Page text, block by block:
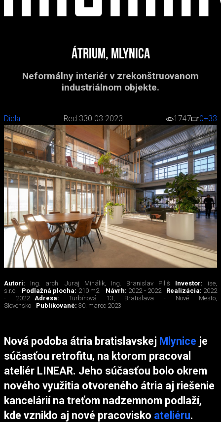
Átrium, Mlynica
Neformálny interiér v zrekonštruovanom
industriálnom objekte.
Diela Red 330.03.2023 1747 0+33
Autori: Ing. arch. Juraj Mihálik, Ing. Branislav Piliš Investor: ise,
s.r.o.
Podlažná plocha: 210 m2 Návrh: 2022 - 2022 Realizácia: 2022
- 2022
Adresa: Turbínová 13, Bratislava - Nové Mesto,
Slovensko
Publikované: 30. marec 2023
Nová podoba átria bratislavskej Mlynice je
súčasťou retrofitu, na ktorom pracoval
ateliér LINEAR. Jeho súčasťou bolo okrem
nového využitia otvoreného átria aj riešenie
kancelárií na treťom nadzemnom podlaží,
kde vzniklo aj nové pracovisko ateliéru.